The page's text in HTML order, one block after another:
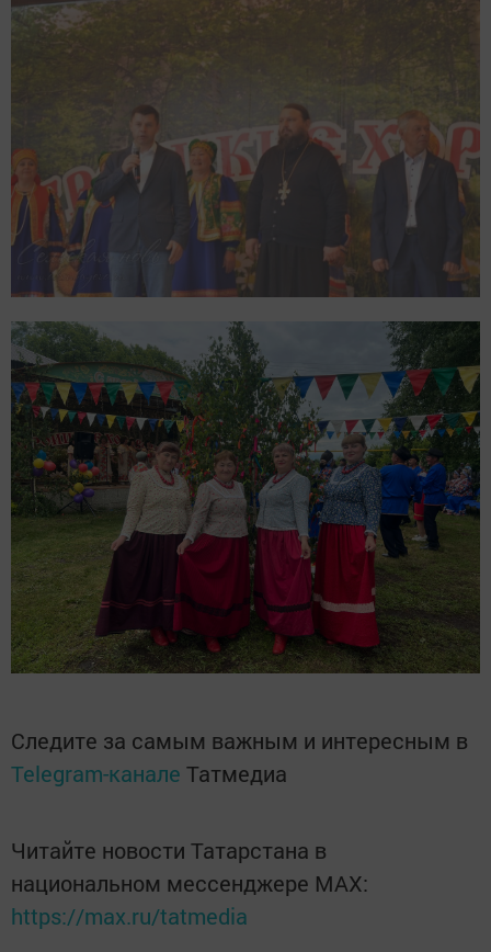
Следите за самым важным и интересным в
Telegram-канале Татмедиа
Читайте новости Татарстана в
национальном мессенджере MАХ:
https://max.ru/tatmedia